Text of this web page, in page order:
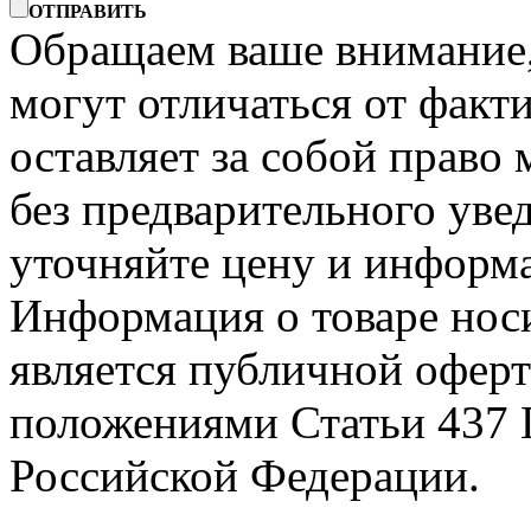
ОТПРАВИТЬ
Обращаем ваше
могут отличаться от
оставляет за собой право
без предварительного
уточняйте цену и
Информация о товаре
является публичной
положениями Статьи 437
Российской Федерации.